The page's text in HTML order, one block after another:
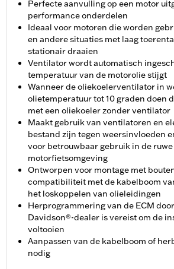
Perfecte aanvulling op een motor
performance onderdelen
Ideaal voor motoren die worden
en andere situaties met laag
stationair draaien
Ventilator wordt automatisch
temperatuur van de motorolie stijgt
Wanneer de oliekoelerventilator in
olietemperatuur tot 10 graden doen
met een oliekoeler zonder ventilator
Maakt gebruik van ventilatoren en
bestand zijn tegen weersinvloeden
voor betrouwbaar gebruik in de ruwe
motorfietsomgeving
Ontworpen voor montage met
compatibiliteit met de kabelboom
het loskoppelen van olieleidingen
Herprogrammering van de ECM
Davidson®-dealer is vereist om de
voltooien
Aanpassen van de kabelboom of
nodig